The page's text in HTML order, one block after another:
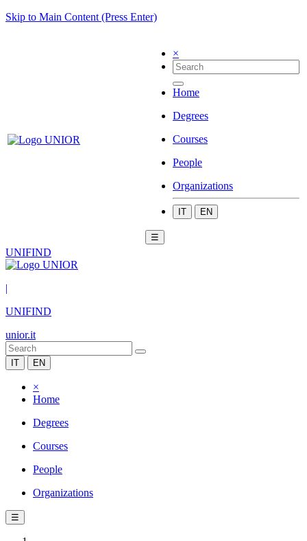
Skip to Main Content (Press Enter)
×
Home
Degrees
Courses
People
Organizations
IT EN
☰
UNIFIND
|
UNIFIND
unior.it
IT EN
×
Home
Degrees
Courses
People
Organizations
☰